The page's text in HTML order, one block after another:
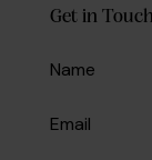
Get in Touch